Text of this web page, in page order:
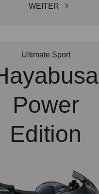
WEITER
Ultimate Sport
Power
Edition